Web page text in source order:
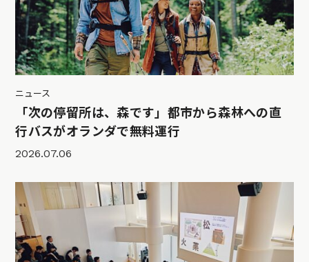
ニュース
「次の停留所は、森です」都市から森林への直
行バスがオランダで無料運行
2026.07.06